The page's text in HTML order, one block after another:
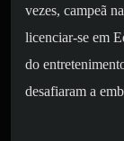
vezes, campeã
licenciar-se em
do
desafiaram a